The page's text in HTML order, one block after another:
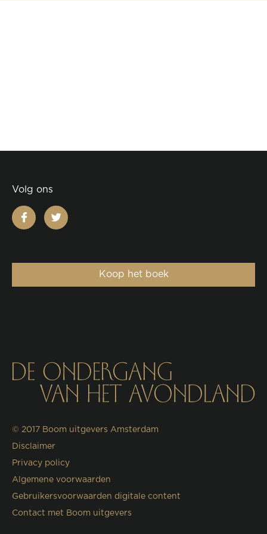
Volg ons
facebooktwitter
Koop het boek
© 2017 Boom uitgevers Amsterdam
Disclaimer
Privacy policy
Algemene voorwaarden
Gebruikersvoorwaarden digitale content
Contact met Boom uitgevers